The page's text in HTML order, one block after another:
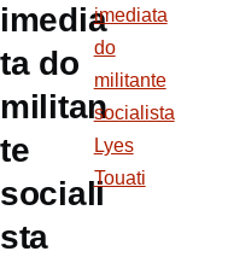
imedia
ta do
militan
te
sociali
sta
imediata
do
militante
socialista
Lyes
Touati